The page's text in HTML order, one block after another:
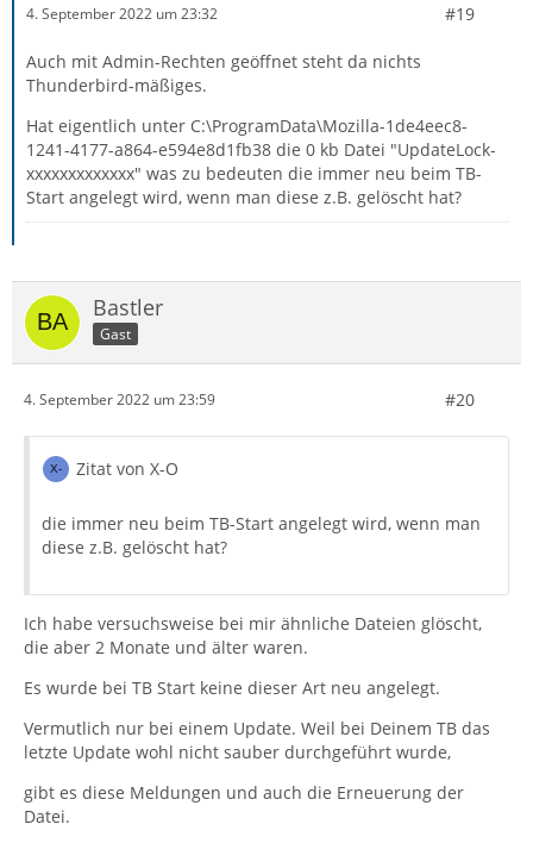
4. September 2022 um 23:32 #19
Auch mit Admin-Rechten geöffnet steht da nichts
Thunderbird-mäßiges.
Hat eigentlich unter C:\ProgramData\Mozilla-1de4eec8-
1241-4177-a864-e594e8d1fb38 die 0 kb Datei "UpdateLock-
xxxxxxxxxxxxx" was zu bedeuten die immer neu beim TB-
Start angelegt wird, wenn man diese z.B. gelöscht hat?
Bastler
Gast
4. September 2022 um 23:59 #20
Zitat von X-O
die immer neu beim TB-Start angelegt wird, wenn man
diese z.B. gelöscht hat?
Ich habe versuchsweise bei mir ähnliche Dateien glöscht,
die aber 2 Monate und älter waren.
Es wurde bei TB Start keine dieser Art neu angelegt.
Vermutlich nur bei einem Update. Weil bei Deinem TB das
letzte Update wohl nicht sauber durchgeführt wurde,
gibt es diese Meldungen und auch die Erneuerung der
Datei.